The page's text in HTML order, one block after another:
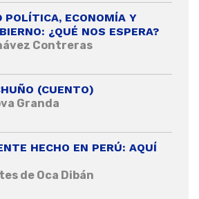
POLÍTICA, ECONOMÍA Y
¿QUÉ NOS ESPERA?
Contreras
(CUENTO)
Granda
HECHO EN PERÚ: AQUÍ
de Oca Dibán